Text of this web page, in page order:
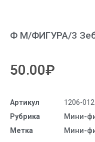
Ф М/ФИГУРА/3
50.00₽
Артикул
1206-
Рубрика
Мини-
Метка
Мини-